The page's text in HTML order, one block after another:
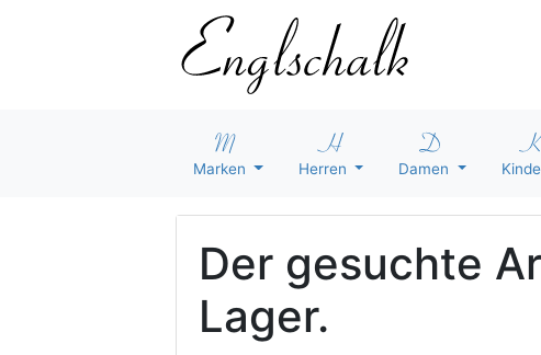
Marken Herren Damen
Der gesuchte
Lager.